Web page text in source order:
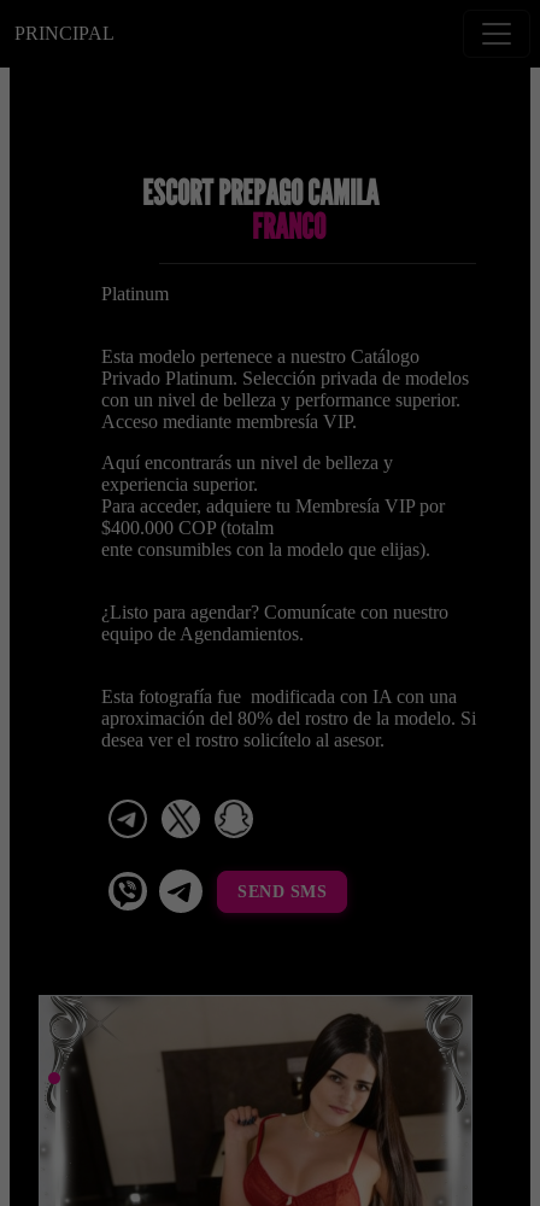
PRINCIPAL
ESCORT PREPAGO CAMILA
FRANCO
Platinum
Esta modelo pertenece a nuestro Catálogo
Privado Platinum. Selección privada de modelos
con un nivel de belleza y performance superior.
Acceso mediante membresía VIP.
Aquí encontrarás un nivel de belleza y
experiencia superior.
Para acceder, adquiere tu Membresía VIP por
$400.000 COP (totalm
ente consumibles con la modelo que elijas).
¿Listo para agendar? Comunícate con nuestro
equipo de Agendamientos.
Esta fotografía fue modificada con IA con una
aproximación del 80% del rostro de la modelo. Si
desea ver el rostro solicítelo al asesor.
telegram
viber Telegram La Celestina
SEND SMS